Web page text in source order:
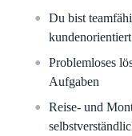
Du bist
kundenorientiert
Problemloses
Aufgaben
Reise- und